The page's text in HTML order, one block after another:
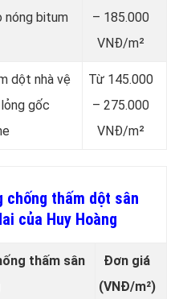
nóng bitum
– 185.000
VNĐ/m²
dột nhà vệ
gốc
Từ 145.000
– 275.000
VNĐ/m²
chống thấm dột sân
của Huy Hoàng
thấm sân
Đơn giá
(VNĐ/m²)